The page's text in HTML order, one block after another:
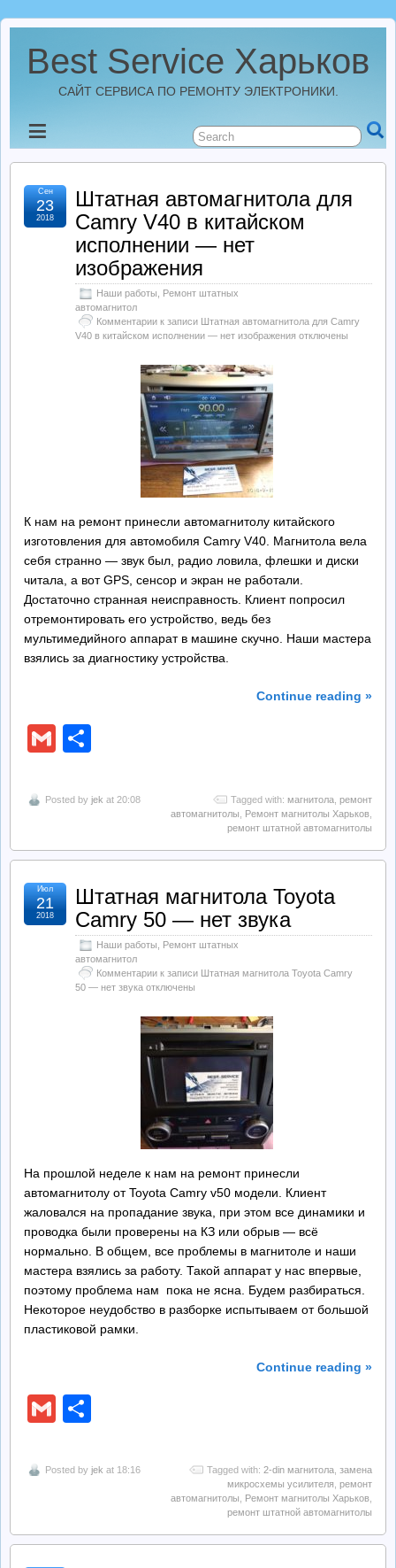
Best Service Харьков
САЙТ СЕРВИСА ПО РЕМОНТУ ЭЛЕКТРОНИКИ.
Новости
Best Service Харьков
Ремонт Усилителей
Ремонт Автомагнитол
Ремонт StarLine
Ремонт Видеорегистраторов
Обратная Связь
Штатная автомагнитола для
Camry V40 в китайском
исполнении — нет
изображения
Наши работы
Ремонт штатных
автомагнитол
Комментарии к записи Штатная автомагнитола для Camry
V40 в китайском исполнении — нет изображения отключены
Сен
23
2018
К нам на ремонт принесли автомагнитолу китайского
изготовления для автомобиля Camry V40. Магнитола вела
себя странно — звук был, радио ловила, флешки и диски
читала, а вот GPS, сенсор и экран не работали.
Достаточно странная неисправность. Клиент попросил
отремонтировать его устройство, ведь без
мультимедийного аппарат в машине скучно. Наши мастера
взялись за диагностику устройства.
Continue reading »
Gmail
Posted by jek at 20:08 Tagged with: магнитола ремонт
автомагнитолы
Ремонт магнитолы Харьков
ремонт штатной автомагнитолы
Штатная магнитола Toyota
Camry 50 — нет звука
Наши работы
Ремонт штатных
автомагнитол
Комментарии к записи Штатная магнитола Toyota Camry
50 — нет звука отключены
Июл
21
2018
На прошлой неделе к нам на ремонт принесли
автомагнитолу от Toyota Camry v50 модели. Клиент
жаловался на пропадание звука, при этом все динамики и
проводка были проверены на КЗ или обрыв — всё
нормально. В общем, все проблемы в магнитоле и наши
мастера взялись за работу. Такой аппарат у нас впервые,
поэтому проблема нам пока не ясна. Будем разбираться.
Некоторое неудобство в разборке испытываем от большой
пластиковой рамки.
Continue reading »
Gmail
Posted by jek at 18:16 Tagged with: 2-din магнитола замена
микросхемы усилителя ремонт
автомагнитолы
Ремонт магнитолы Харьков
ремонт штатной автомагнитолы